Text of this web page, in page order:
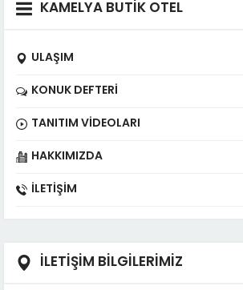
KAMELYA BUTİK OTEL
ULAŞIM
KONUK DEFTERI
TANITIM VIDEOLARI
HAKKIMIZDA
İLETIŞIM
İLETİŞİM BİLGİLERİMİZ